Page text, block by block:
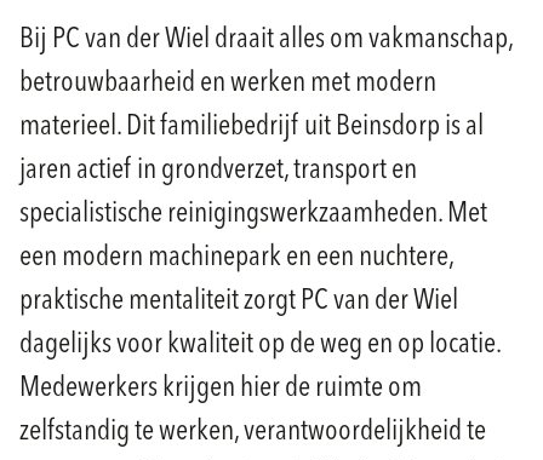
Bij PC van der Wiel draait alles om vakmanschap,
betrouwbaarheid en werken met modern
materieel. Dit familiebedrijf uit Beinsdorp is al
jaren actief in grondverzet, transport en
specialistische reinigingswerkzaamheden. Met
een modern machinepark en een nuchtere,
praktische mentaliteit zorgt PC van der Wiel
dagelijks voor kwaliteit op de weg en op locatie.
Medewerkers krijgen hier de ruimte om
zelfstandig te werken, verantwoordelijkheid te